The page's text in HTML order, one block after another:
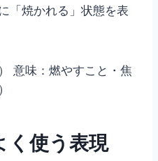
「焼かれる」状態を表
意味：燃やすこと・焦
く使う表現